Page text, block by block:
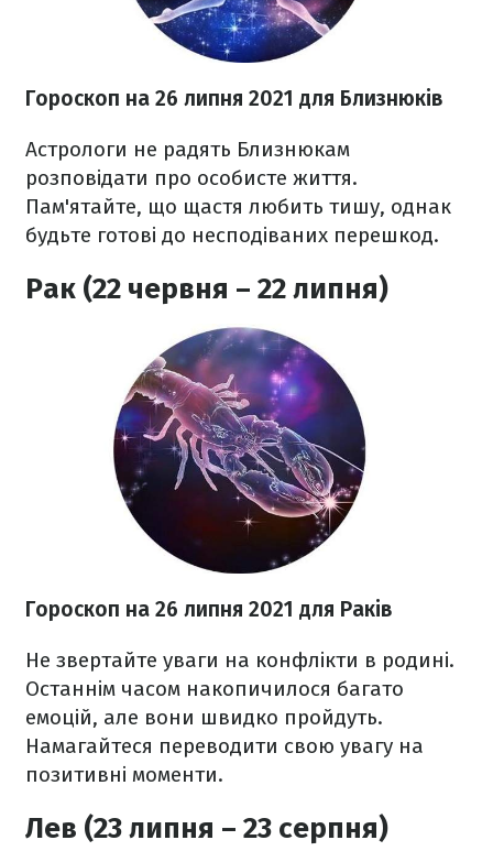
Гороскоп на 26 липня 2021 для Близнюків
Астрологи не радять Близнюкам
розповідати про особисте життя.
Пам'ятайте, що щастя любить тишу, однак
будьте готові до несподіваних перешкод.
Рак (22 червня – 22 липня)
Гороскоп на 26 липня 2021 для Раків
Не звертайте уваги на конфлікти в родині.
Останнім часом накопичилося багато
емоцій, але вони швидко пройдуть.
Намагайтеся переводити свою увагу на
позитивні моменти.
Лев (23 липня – 23 серпня)